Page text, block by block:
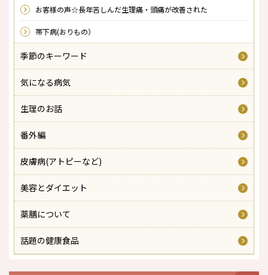
お客様の声☆長年苦しんだ生理痛・頭痛が改善された
帯下病(おりもの）
季節のキーワード
気になる病気
生理のお話
番外編
皮膚病(アトピーなど)
美容とダイエット
薬膳について
話題の健康食品